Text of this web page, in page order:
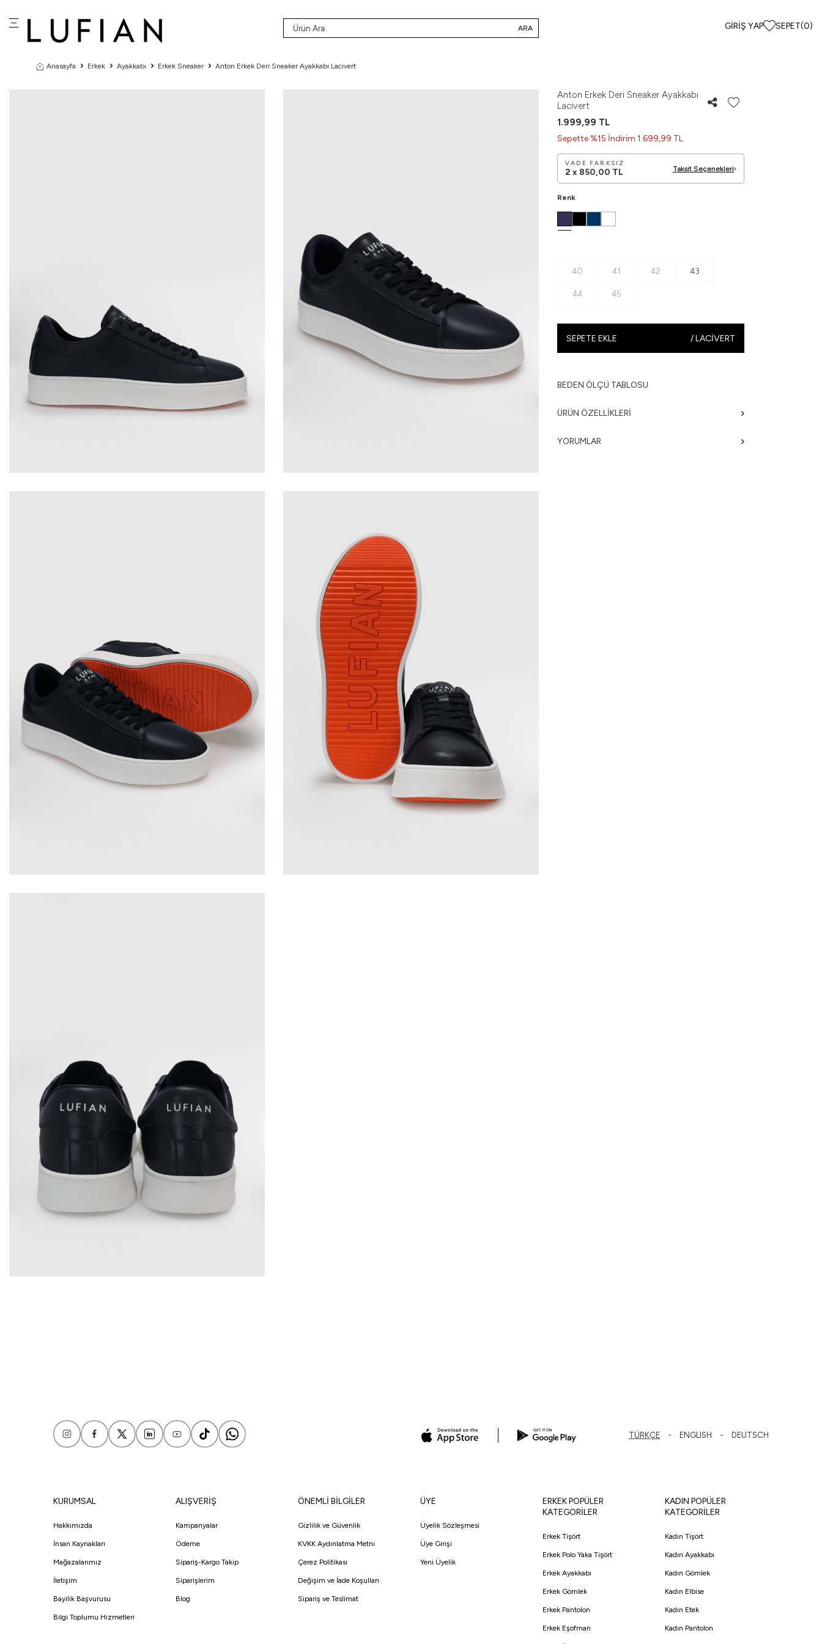
ARA GIRIŞ YAP SEPET(0)
Anasayfa Erkek Ayakkabı Erkek Sneaker Anton Erkek Deri Sneaker Ayakkabı Lacivert
Anton Erkek Deri Sneaker Ayakkabı
Lacivert
1.999,99 TL
Sepette %15 İndirim 1.699,99 TL
VADE FARKSIZ
2 x 850,00 TL Taksit Seçenekleri
Renk
40 41 42 43
44 45
SEPETE EKLE /LACIVERT
BEDEN ÖLÇÜ TABLOSU
ÜRÜN ÖZELLIKLERI
YORUMLAR
TÜRKÇE ENGLISH DEUTSCH
KURUMSAL
Hakkımızda
İnsan Kaynakları
Mağazalarımız
İletişim
Bayilik Başvurusu
Bilgi Toplumu Hizmetleri
ALIŞVERİŞ
Kampanyalar
Ödeme
Sipariş-Kargo Takip
Siparişlerim
Blog
ÖNEMLİ BİLGİLER
Gizlilik ve Güvenlik
KVKK Aydınlatma Metni
Çerez Politikası
Değişim ve İade Koşulları
Sipariş ve Teslimat
ÜYE
Üyelik Sözleşmesi
Üye Girişi
Yeni Üyelik
ERKEK POPÜLER
KATEGORİLER
Erkek Tişört
Erkek Polo Yaka Tişört
Erkek Ayakkabı
Erkek Gömlek
Erkek Pantolon
Erkek Eşofman
KADIN POPÜLER
KATEGORİLER
Kadın Tişört
Kadın Ayakkabı
Kadın Gömlek
Kadın Elbise
Kadın Etek
Kadın Pantolon